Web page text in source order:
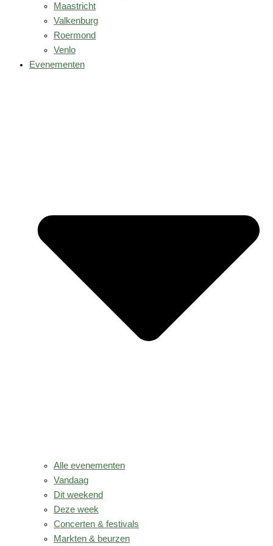
Maastricht
Valkenburg
Roermond
Venlo
Evenementen
Alle evenementen
Vandaag
Dit weekend
Deze week
Concerten & festivals
Markten & beurzen